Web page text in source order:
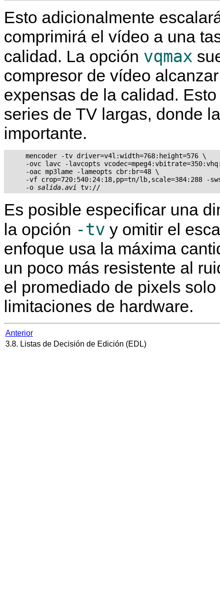
Esto adicionalmente
comprimirá el vídeo a una
calidad. La opción vqmax
compresor de vídeo
expensas de la calidad.
series de TV largas, donde
importante.
     mencoder -tv driver=v4l:width=768:height=576 \
-ovc lavc -lavcopts
     -oac mp3lame -lameopts cbr:br=48 \
-vf crop=720:540:24:18,pp=tn/lb,scale=384:288 -
     -o
salida.avi
Es posible especificar una
la opción -tv y omitir el
enfoque usa la máxima
un poco más resistente al
el promediado de pixels
limitaciones de hardware.
Anterior
3.8. Listas de Decisión de Edición (EDL)